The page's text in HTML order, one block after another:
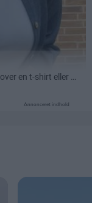
Annonceret indhold